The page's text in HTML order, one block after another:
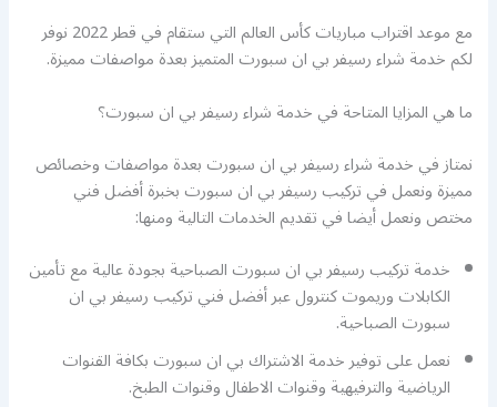
مع موعد اقتراب مباريات كأس العالم التي ستقام في قطر 2022 نوفر
لكم خدمة شراء رسيفر بي ان سبورت المتميز بعدة مواصفات مميزة.
ما هي المزايا المتاحة في خدمة شراء رسيفر بي ان سبورت؟
نمتاز في خدمة شراء رسيفر بي ان سبورت بعدة مواصفات وخصائص
مميزة ونعمل في تركيب رسيفر بي ان سبورت بخبرة أفضل فني
مختص ونعمل أيضا في تقديم الخدمات التالية ومنها:
خدمة تركيب رسيفر بي ان سبورت الصباحية بجودة عالية مع تأمين
الكابلات وريموت كنترول عبر أفضل فني تركيب رسيفر بي ان
سبورت الصباحية.
نعمل على توفير خدمة الاشتراك بي ان سبورت بكافة القنوات
الرياضية والترفيهية وقنوات الاطفال وقنوات الطبخ.